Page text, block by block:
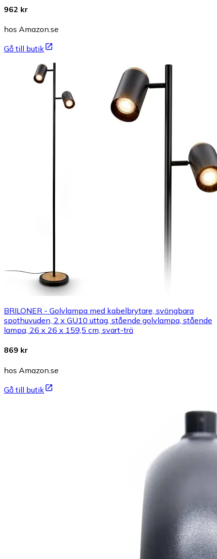
962 kr
hos Amazon.se
Gå till butik
BRILONER - Golvlampa med kabelbrytare, svängbara
spothuvuden, 2 x GU10 uttag, stående golvlampa, stående
lampa, 26 x 26 x 159,5 cm, svart-trä
869 kr
hos Amazon.se
Gå till butik